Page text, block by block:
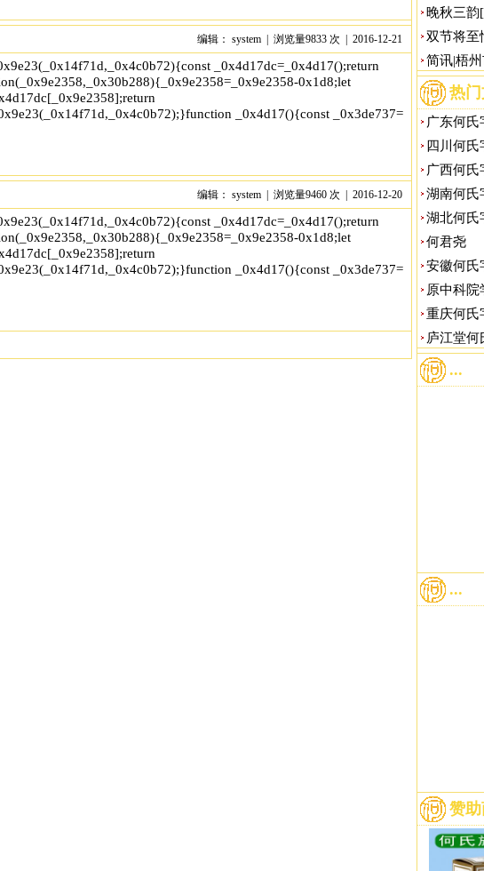
编辑： system | 浏览量9833 次 | 2016-12-21
_0x4d17dc=_0x4d17();return
0x1d8;let
_0x4d17(){const _0x3de737=
编辑： system | 浏览量9460 次 | 2016-12-20
_0x4d17dc=_0x4d17();return
0x1d8;let
_0x4d17(){const _0x3de737=
晚秋三韵
双节将至
简讯|梧
热
广东何氏
四川何氏
广西何氏
湖南何氏
湖北何氏
何君尧
安徽何氏
原中科院
重庆何氏
庐江堂何
...
...
赞